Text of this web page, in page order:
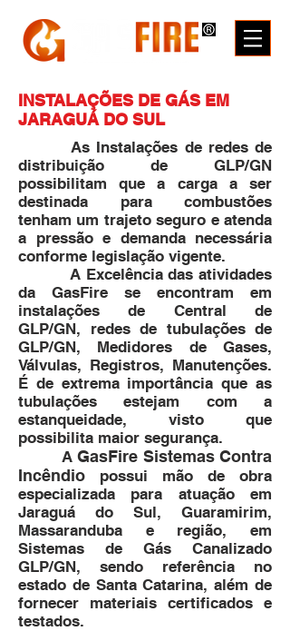
INSTALAÇÕES DE GÁS EM
JARAGUÁ DO SUL
As Instalações de redes de
distribuição de GLP/GN
possibilitam que a carga a ser
destinada para combustões
tenham um trajeto seguro e atenda
a pressão e demanda necessária
conforme legislação vigente.
A Excelência das atividades
da GasFire se encontram em
instalações de Central de
GLP/GN, redes de tubulações de
GLP/GN, Medidores de Gases,
Válvulas, Registros, Manutenções.
É de extrema importância que as
tubulações estejam com a
estanqueidade, visto que
possibilita maior segurança.
AGasFire Sistemas Contra
Incêndio possui mão de obra
especializada para atuação em
Jaraguá do Sul, Guaramirim,
Massaranduba e região, em
Sistemas de Gás Canalizado
GLP/GN, sendo referência no
estado de Santa Catarina, além de
fornecer materiais certificados e
testados.